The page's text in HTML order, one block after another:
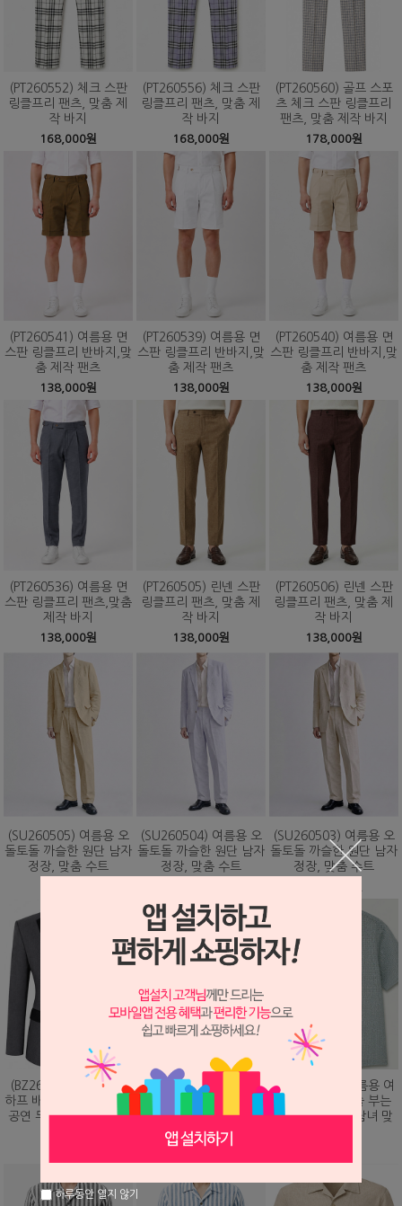
(PT260552) 체크 스판
링클프리 팬츠, 맞춤 제
작 바지
168,000원
(PT260556) 체크 스판
링클프리 팬츠, 맞춤 제
작 바지
168,000원
(PT260560) 골프 스포
츠 체크 스판 링클프리
팬츠, 맞춤 제작 바지
178,000원
(PT260541) 여름용 면
스판 링클프리 반바지,맞
춤 제작 팬츠
138,000원
(PT260539) 여름용 면
스판 링클프리 반바지,맞
춤 제작 팬츠
138,000원
(PT260540) 여름용 면
스판 링클프리 반바지,맞
춤 제작 팬츠
138,000원
(PT260536) 여름용 면
스판 링클프리 팬츠,맞춤
제작 바지
138,000원
(PT260505) 린넨 스판
링클프리 팬츠, 맞춤 제
작 바지
138,000원
(PT260506) 린넨 스판
링클프리 팬츠, 맞춤 제
작 바지
138,000원
(SU260505) 여름용 오
돌토돌 까슬한 원단 남자
정장, 맞춤 수트
(SU260504) 여름용 오
돌토돌 까슬한 원단 남자
정장, 맞춤 수트
(SU260503) 여름용 오
돌토돌 까슬한 원단 남자
정장, 맞춤 수트
(BZ260203) 화려하게
하프 배색 핫픽스 디자인
공연 무대 맞춤 제작 자
(DS260479) 여름용 여
름용 바람이 솔솔 부는
망사직조 셔츠, 남녀 맞
춤 남방
(DS260473) 여름용 여
름용 바람이 솔솔 부는
망사직조 셔츠, 남녀 맞
하루동안 열지 않기